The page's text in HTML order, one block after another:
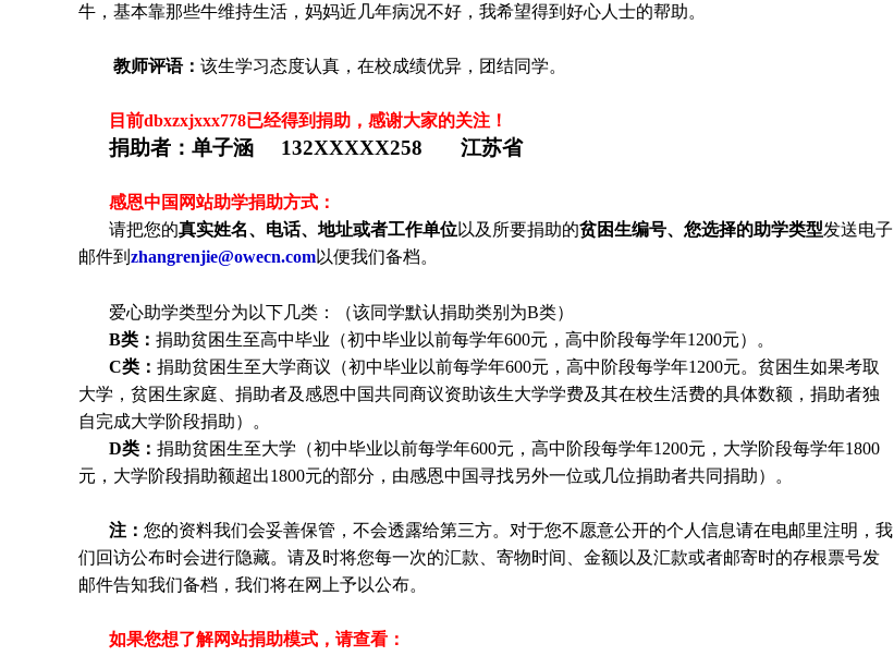
牛，基本靠那些牛维持生活，妈妈近几年病况不好，我希望得到好心人士的帮助。
教师评语： 该生学习态度认真，在校成绩优异，团结同学。
目前dbxzxjxxx778已经得到捐助，感谢大家的关注！
捐助者： 单子涵 132XXXXX258 江苏省
感恩中国网站助学捐助方式：
请把您的真实姓名、电话、地址或者工作单位以及所要捐助的贫困生编号、您选择的助学类型发送电子
邮件到 zhangrenjie@owecn.com以便我们备档。
爱心助学类型分为以下几类：（该同学默认捐助类别为B类）
B类： 捐助贫困生至高中毕业（初中毕业以前每学年600元，高中阶段每学年1200元）。
C类： 捐助贫困生至大学商议（初中毕业以前每学年600元，高中阶段每学年1200元。贫困生如果考取
大学，贫困生家庭、捐助者及感恩中国共同商议资助该生大学学费及其在校生活费的具体数额，捐助者独
自完成大学阶段捐助）。
D类： 捐助贫困生至大学（初中毕业以前每学年600元，高中阶段每学年1200元，大学阶段每学年1800
元，大学阶段捐助额超出1800元的部分，由感恩中国寻找另外一位或几位捐助者共同捐助）。
注： 您的资料我们会妥善保管，不会透露给第三方。对于您不愿意公开的个人信息请在电邮里注明，我
们回访公布时会进行隐藏。请及时将您每一次的汇款、寄物时间、金额以及汇款或者邮寄时的存根票号发
邮件告知我们备档，我们将在网上予以公布。
如果您想了解网站捐助模式，请查看：